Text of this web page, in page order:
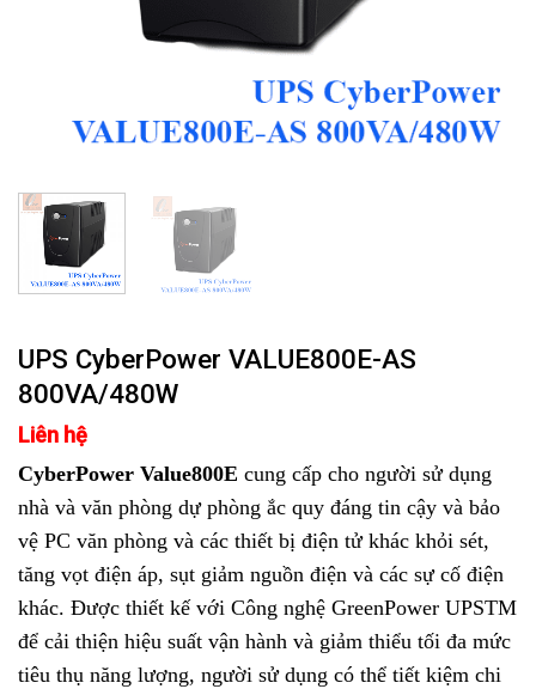
UPS CyberPower VALUE800E-AS
800VA/480W
Liên hệ
CyberPower Value800E cung cấp cho người sử dụng
nhà và văn phòng dự phòng ắc quy đáng tin cậy và bảo
vệ PC văn phòng và các thiết bị điện tử khác khỏi sét,
tăng vọt điện áp, sụt giảm nguồn điện và các sự cố điện
khác. Được thiết kế với Công nghệ GreenPower UPSTM
để cải thiện hiệu suất vận hành và giảm thiểu tối đa mức
tiêu thụ năng lượng, người sử dụng có thể tiết kiệm chi